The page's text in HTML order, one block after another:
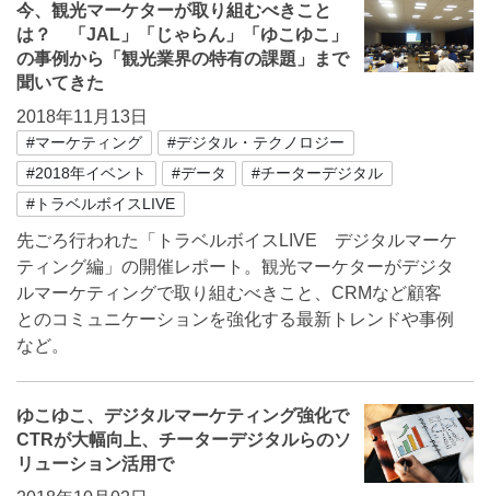
今、観光マーケターが取り組むべきこと
は？ 「JAL」「じゃらん」「ゆこゆこ」
の事例から「観光業界の特有の課題」まで
聞いてきた
2018年11月13日
#マーケティング
#デジタル・テクノロジー
#2018年イベント
#データ
#チーターデジタル
#トラベルボイスLIVE
先ごろ行われた「トラベルボイスLIVE デジタルマーケ
ティング編」の開催レポート。観光マーケターがデジタ
ルマーケティングで取り組むべきこと、CRMなど顧客
とのコミュニケーションを強化する最新トレンドや事例
など。
ゆこゆこ、デジタルマーケティング強化で
CTRが大幅向上、チーターデジタルらのソ
リューション活用で